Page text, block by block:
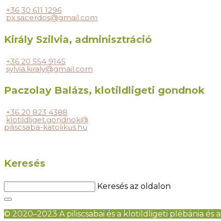
+36 30 611 1296
px.sacerdos@gmail.com
Király Szilvia, adminisztráció
+36 20 554 9145
sylvia.kiraly@gmail.com
Paczolay Balázs, klotildligeti gondnok
+36 20 823 4388
klotildliget.gondnok@
piliscsaba-katolikus.hu
Keresés
Keresés az oldalon
© 2020–2023 A piliscsabai és a klotildligeti plébánia és